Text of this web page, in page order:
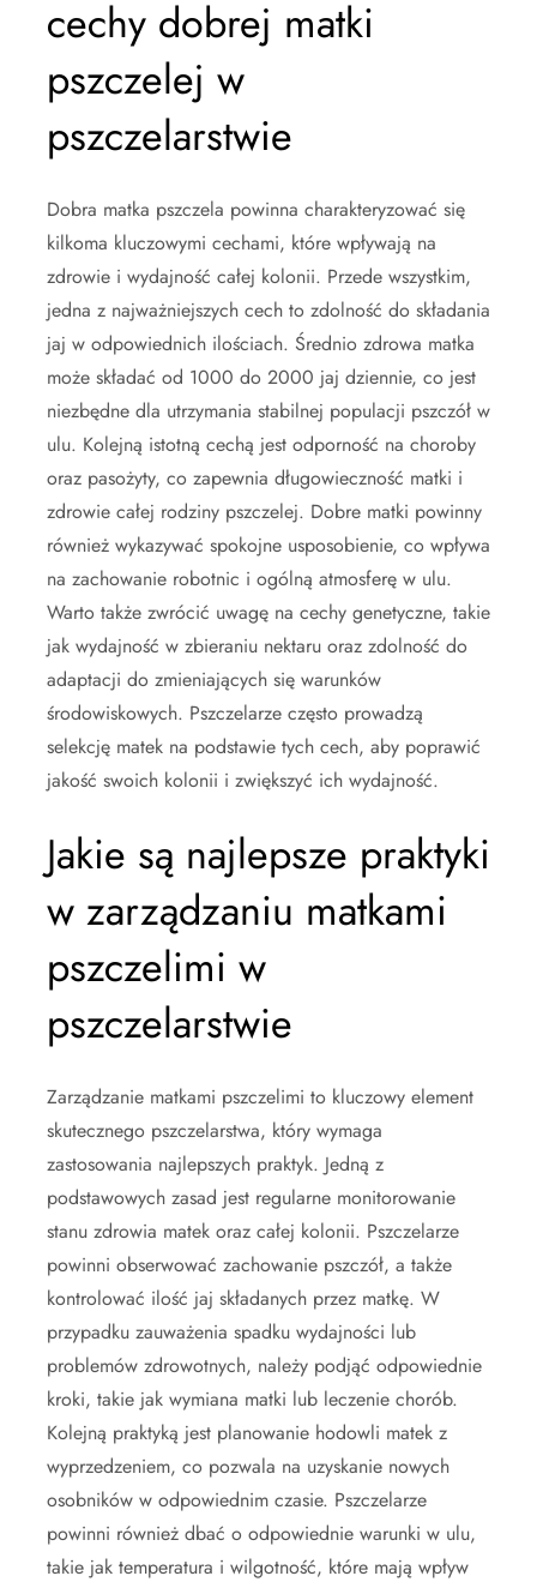
cechy dobrej matki
pszczelej w
pszczelarstwie
Dobra matka pszczela powinna charakteryzować się
kilkoma kluczowymi cechami, które wpływają na
zdrowie i wydajność całej kolonii. Przede wszystkim,
jedna z najważniejszych cech to zdolność do składania
jaj w odpowiednich ilościach. Średnio zdrowa matka
może składać od 1000 do 2000 jaj dziennie, co jest
niezbędne dla utrzymania stabilnej populacji pszczół w
ulu. Kolejną istotną cechą jest odporność na choroby
oraz pasożyty, co zapewnia długowieczność matki i
zdrowie całej rodziny pszczelej. Dobre matki powinny
również wykazywać spokojne usposobienie, co wpływa
na zachowanie robotnic i ogólną atmosferę w ulu.
Warto także zwrócić uwagę na cechy genetyczne, takie
jak wydajność w zbieraniu nektaru oraz zdolność do
adaptacji do zmieniających się warunków
środowiskowych. Pszczelarze często prowadzą
selekcję matek na podstawie tych cech, aby poprawić
jakość swoich kolonii i zwiększyć ich wydajność.
Jakie są najlepsze praktyki
w zarządzaniu matkami
pszczelimi w
pszczelarstwie
Zarządzanie matkami pszczelimi to kluczowy element
skutecznego pszczelarstwa, który wymaga
zastosowania najlepszych praktyk. Jedną z
podstawowych zasad jest regularne monitorowanie
stanu zdrowia matek oraz całej kolonii. Pszczelarze
powinni obserwować zachowanie pszczół, a także
kontrolować ilość jaj składanych przez matkę. W
przypadku zauważenia spadku wydajności lub
problemów zdrowotnych, należy podjąć odpowiednie
kroki, takie jak wymiana matki lub leczenie chorób.
Kolejną praktyką jest planowanie hodowli matek z
wyprzedzeniem, co pozwala na uzyskanie nowych
osobników w odpowiednim czasie. Pszczelarze
powinni również dbać o odpowiednie warunki w ulu,
takie jak temperatura i wilgotność, które mają wpływ